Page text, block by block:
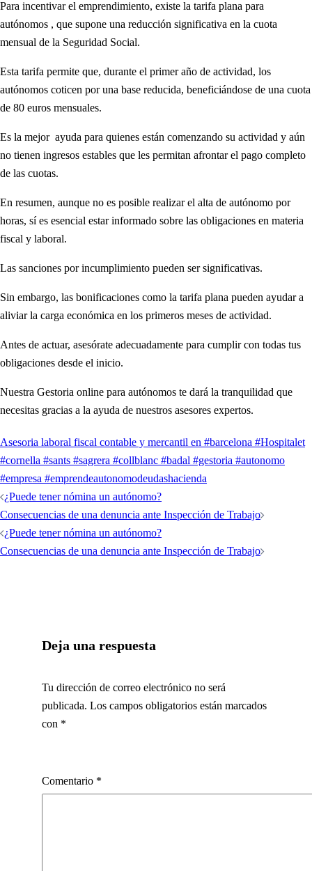
Para incentivar el emprendimiento, existe la tarifa plana para
autónomos , que supone una reducción significativa en la cuota
mensual de la Seguridad Social.
Esta tarifa permite que, durante el primer año de actividad, los
autónomos coticen por una base reducida, beneficiándose de una cuota
de 80 euros mensuales.
Es la mejor ayuda para quienes están comenzando su actividad y aún
no tienen ingresos estables que les permitan afrontar el pago completo
de las cuotas.
En resumen, aunque no es posible realizar el alta de autónomo por
horas, sí es esencial estar informado sobre las obligaciones en materia
fiscal y laboral.
Las sanciones por incumplimiento pueden ser significativas.
Sin embargo, las bonificaciones como la tarifa plana pueden ayudar a
aliviar la carga económica en los primeros meses de actividad.
Antes de actuar, asesórate adecuadamente para cumplir con todas tus
obligaciones desde el inicio.
Nuestra Gestoria online para autónomos te dará la tranquilidad que
necesitas gracias a la ayuda de nuestros asesores expertos.
Asesoria laboral fiscal contable y mercantil en #barcelona #Hospitalet
#cornella #sants #sagrera #collblanc #badal #gestoria #autonomo
#empresa #emprendeautonomodeudashacienda
¿Puede tener nómina un autónomo?
Consecuencias de una denuncia ante Inspección de Trabajo
¿Puede tener nómina un autónomo?
Consecuencias de una denuncia ante Inspección de Trabajo
Deja una respuesta
Tu dirección de correo electrónico no será
publicada. Los campos obligatorios están marcados
con *
Comentario *